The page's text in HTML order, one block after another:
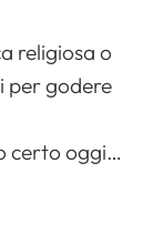
religiosa o
per godere
certo oggi…